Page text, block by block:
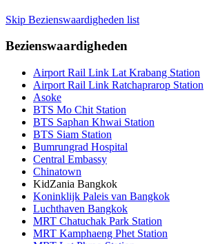
Skip Bezienswaardigheden list
Bezienswaardigheden
Airport Rail Link Lat Krabang Station
Airport Rail Link Ratchaprarop Station
Asoke
BTS Mo Chit Station
BTS Saphan Khwai Station
BTS Siam Station
Bumrungrad Hospital
Central Embassy
Chinatown
KidZania Bangkok
Koninklijk Paleis van Bangkok
Luchthaven Bangkok
MRT Chatuchak Park Station
MRT Kamphaeng Phet Station